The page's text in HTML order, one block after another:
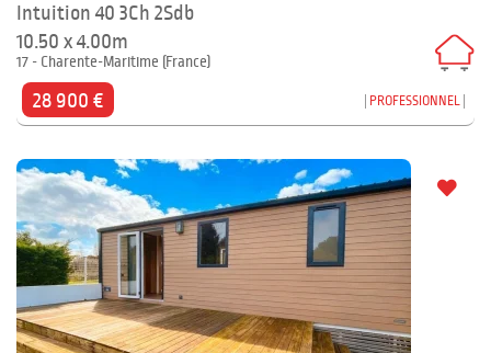
Intuition 40 3Ch 2Sdb
10.50 x 4.00m
17 - Charente-Maritime (France)
28 900 € PROFESSIONNEL